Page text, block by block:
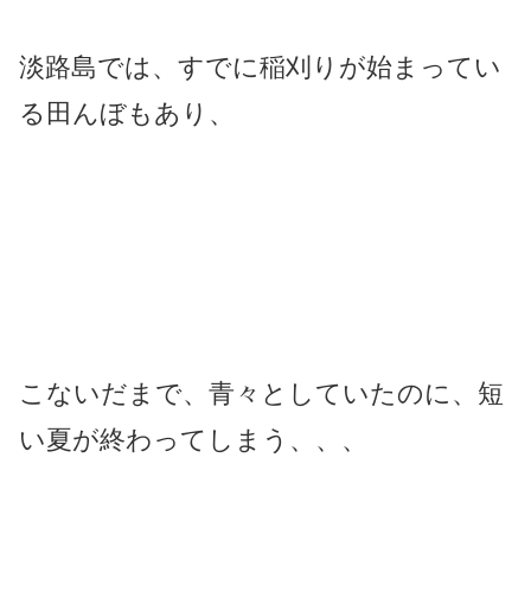
淡路島では、すでに稲刈りが始まってい
る田んぼもあり、
こないだまで、青々としていたのに、短
い夏が終わってしまう、、、